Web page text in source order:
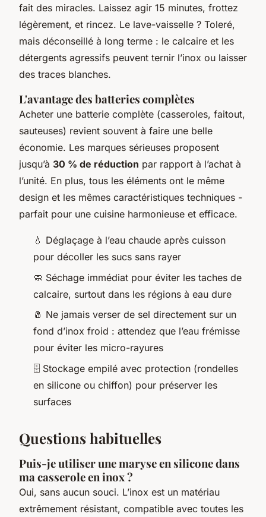
fait des miracles. Laissez agir 15 minutes, frottez
légèrement, et rincez. Le lave-vaisselle ? Toleré,
mais déconseillé à long terme : le calcaire et les
détergents agressifs peuvent ternir l’inox ou laisser
des traces blanches.
L'avantage des batteries complètes
Acheter une batterie complète (casseroles, faitout,
sauteuses) revient souvent à faire une belle
économie. Les marques sérieuses proposent
jusqu’à 30 % de réduction par rapport à l’achat à
l’unité. En plus, tous les éléments ont le même
design et les mêmes caractéristiques techniques -
parfait pour une cuisine harmonieuse et efficace.
💧 Déglaçage à l’eau chaude après cuisson
pour décoller les sucs sans rayer
🧼 Séchage immédiat pour éviter les taches de
calcaire, surtout dans les régions à eau dure
🧂 Ne jamais verser de sel directement sur un
fond d’inox froid : attendez que l’eau frémisse
pour éviter les micro-rayures
🗄️ Stockage empilé avec protection (rondelles
en silicone ou chiffon) pour préserver les
surfaces
Questions habituelles
Puis-je utiliser une maryse en silicone dans
ma casserole en inox ?
Oui, sans aucun souci. L’inox est un matériau
extrêmement résistant, compatible avec toutes les